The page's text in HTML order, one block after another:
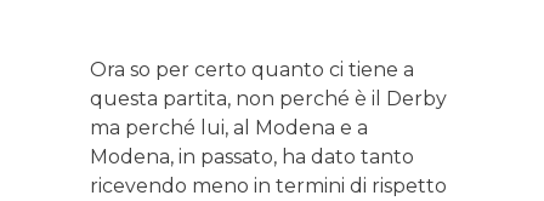
Ora so per certo quanto ci tiene a
questa partita, non perché è il Derby
ma perché lui, al Modena e a
Modena, in passato, ha dato tanto
ricevendo meno in termini di rispetto